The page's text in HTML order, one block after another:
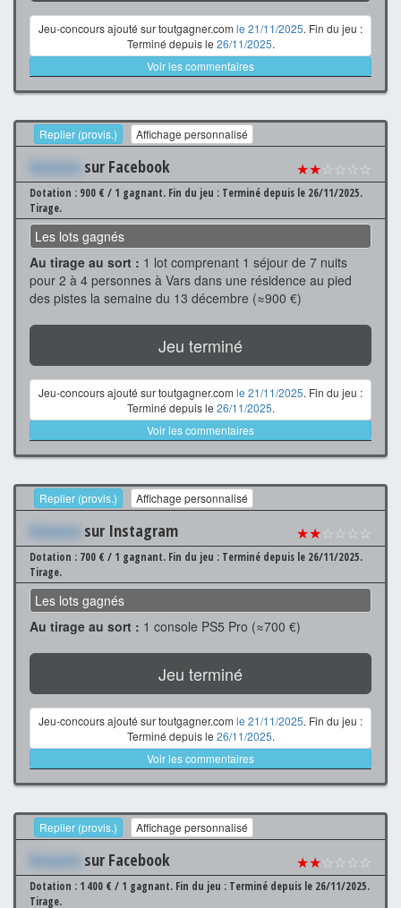
Jeu-concours ajouté sur toutgagner.com le 21/11/2025. Fin du jeu :
Terminé depuis le 26/11/2025.
Voir les commentaires
Replier (provis.) Affichage personnalisé
Xxxxxxx sur Facebook ★★☆☆☆☆
Dotation : 900 € / 1 gagnant. Fin du jeu : Terminé depuis le 26/11/2025.
Tirage.
Les lots gagnés
Au tirage au sort : 1 lot comprenant 1 séjour de 7 nuits
pour 2 à 4 personnes à Vars dans une résidence au pied
des pistes la semaine du 13 décembre (≈900 €)
Jeu terminé
Jeu-concours ajouté sur toutgagner.com le 21/11/2025. Fin du jeu :
Terminé depuis le 26/11/2025.
Voir les commentaires
Replier (provis.) Affichage personnalisé
Xxxxxxx sur Instagram ★★☆☆☆☆
Dotation : 700 € / 1 gagnant. Fin du jeu : Terminé depuis le 26/11/2025.
Tirage.
Les lots gagnés
Au tirage au sort : 1 console PS5 Pro (≈700 €)
Jeu terminé
Jeu-concours ajouté sur toutgagner.com le 21/11/2025. Fin du jeu :
Terminé depuis le 26/11/2025.
Voir les commentaires
Replier (provis.) Affichage personnalisé
Xxxxxxx sur Facebook ★★☆☆☆☆
Dotation : 1 400 € / 1 gagnant. Fin du jeu : Terminé depuis le 26/11/2025.
Tirage.